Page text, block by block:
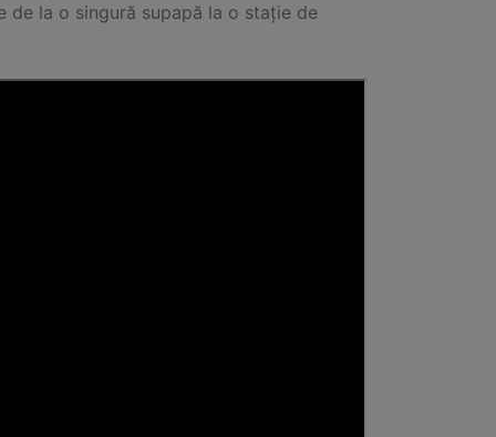
de la o singură supapă la o stație de